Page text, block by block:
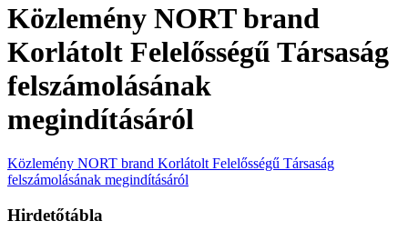
Közlemény NORT brand
Korlátolt Felelősségű Társaság
felszámolásának
megindításáról
Közlemény NORT brand Korlátolt Felelősségű Társaság
felszámolásának megindításáról
Hirdetőtábla